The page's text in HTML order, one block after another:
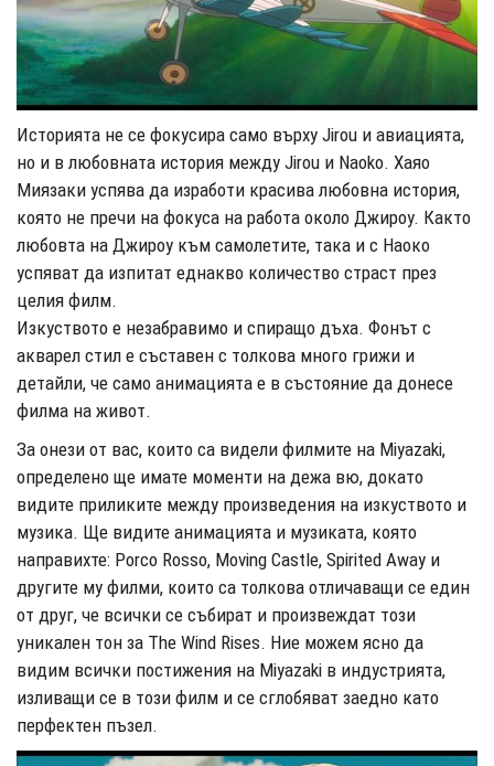
Историята не се фокусира само върху Jirou и авиацията,
но и в любовната история между Jirou и Naoko. Хаяо
Миязаки успява да изработи красива любовна история,
която не пречи на фокуса на работа около Джироу. Както
любовта на Джироу към самолетите, така и с Наоко
успяват да изпитат еднакво количество страст през
целия филм.
Изкуството е незабравимо и спиращо дъха. Фонът с
акварел стил е съставен с толкова много грижи и
детайли, че само анимацията е в състояние да донесе
филма на живот.
За онези от вас, които са видели филмите на Miyazaki,
определено ще имате моменти на дежа вю, докато
видите приликите между произведения на изкуството и
музика. Ще видите анимацията и музиката, която
направихте: Porco Rosso, Moving Castle, Spirited Away и
другите му филми, които са толкова отличаващи се един
от друг, че всички се събират и произвеждат този
уникален тон за The Wind Rises. Ние можем ясно да
видим всички постижения на Miyazaki в индустрията,
изливащи се в този филм и се сглобяват заедно като
перфектен пъзел.